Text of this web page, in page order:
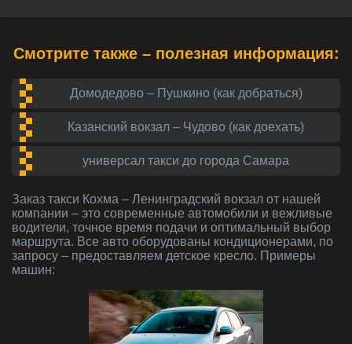
Смотрите также – полезная информация:
Домодедово – Пушкино (как добраться)
Казанский вокзал – Чудово (как доехать)
универсал такси до города Самара
Заказ такси Кохма – Ленинградский вокзал от нашей
компании – это современные автомобили и вежливые
водители, точное время подачи и оптимальный выбор
маршрута. Все авто оборудованы кондиционерами, по
запросу – предоставляем детское кресло. Примеры
машин: